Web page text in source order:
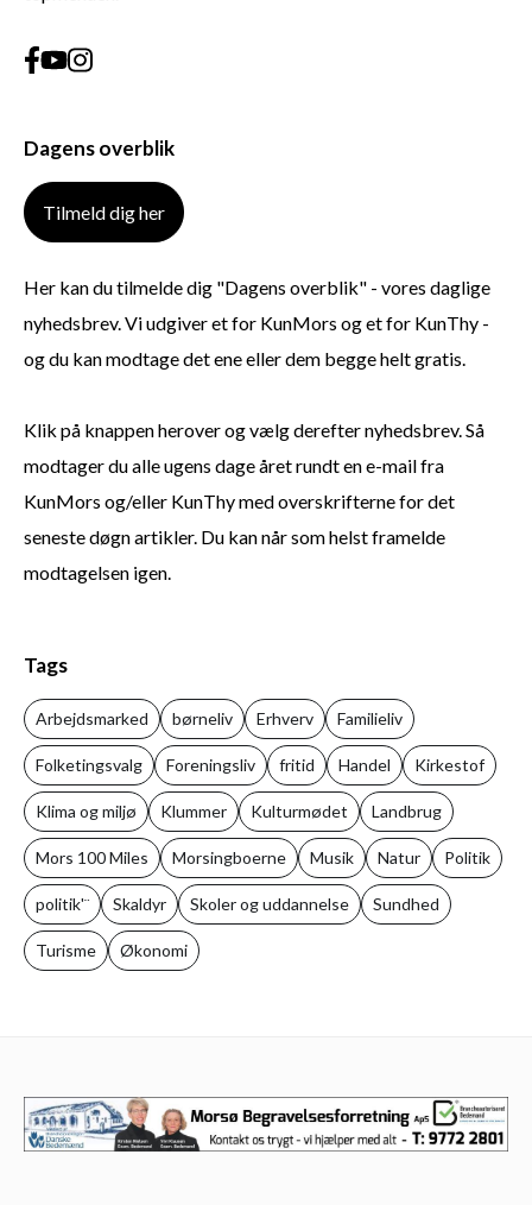
Dagens overblik
Tilmeld dig her
Her kan du tilmelde dig "Dagens overblik" - vores daglige
nyhedsbrev. Vi udgiver et for KunMors og et for KunThy -
og du kan modtage det ene eller dem begge helt gratis.
Klik på knappen herover og vælg derefter nyhedsbrev. Så
modtager du alle ugens dage året rundt en e-mail fra
KunMors og/eller KunThy med overskrifterne for det
seneste døgn artikler. Du kan når som helst framelde
modtagelsen igen.
Tags
Arbejdsmarked børneliv Erhverv Familieliv
Folketingsvalg Foreningsliv fritid Handel Kirkestof
Klima og miljø Klummer Kulturmødet Landbrug
Mors 100 Miles Morsingboerne Musik Natur Politik
politik'¨ Skaldyr Skoler og uddannelse Sundhed
Turisme Økonomi